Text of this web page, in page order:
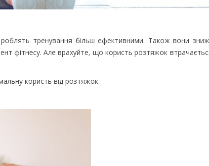
тренування більш ефективними. Також вони
фітнесу. Але врахуйте, що користь розтяжок
користь від розтяжок.